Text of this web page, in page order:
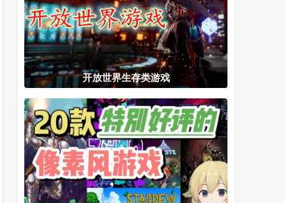
开放世界生存类游戏